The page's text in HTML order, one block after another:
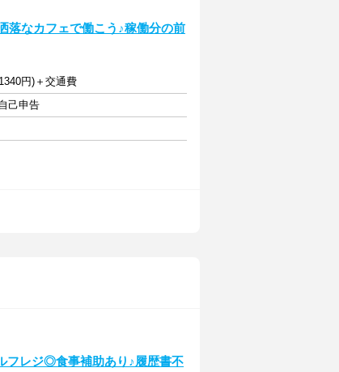
落なカフェで働こう♪稼働分の前
円)＋交通費
己申告
フレジ◎食事補助あり♪履歴書不